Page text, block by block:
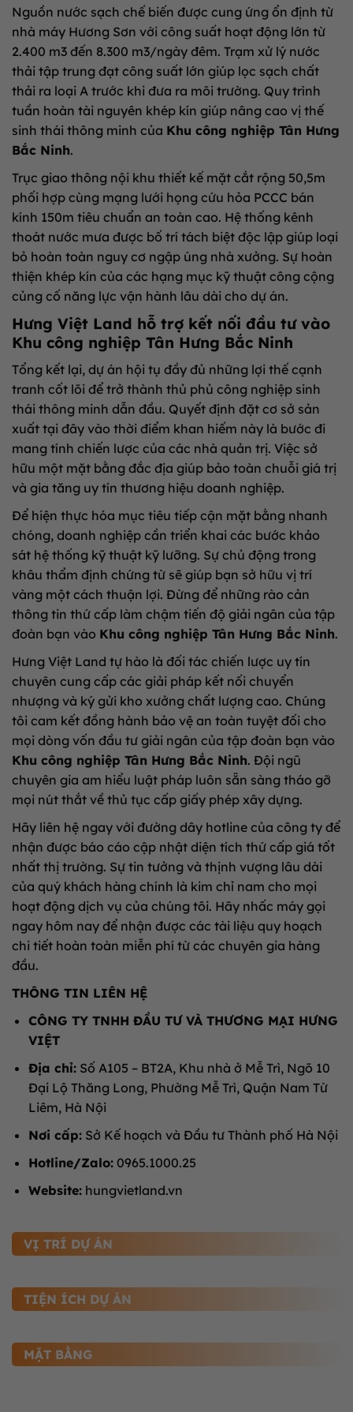
Nguồn nước sạch chế biến được cung ứng ổn định từ
nhà máy Hương Sơn với công suất hoạt động lớn từ
2.400 m3 đến 8.300 m3/ngày đêm. Trạm xử lý nước
thải tập trung đạt công suất lớn giúp lọc sạch chất
thải ra loại A trước khi đưa ra môi trường. Quy trình
tuần hoàn tài nguyên khép kín giúp nâng cao vị thế
sinh thái thông minh của Khu công nghiệp Tân Hưng
Bắc Ninh.
Trục giao thông nội khu thiết kế mặt cắt rộng 50,5m
phối hợp cùng mạng lưới họng cứu hỏa PCCC bán
kính 150m tiêu chuẩn an toàn cao. Hệ thống kênh
thoát nước mưa được bố trí tách biệt độc lập giúp loại
bỏ hoàn toàn nguy cơ ngập úng nhà xưởng. Sự hoàn
thiện khép kín của các hạng mục kỹ thuật công cộng
củng cố năng lực vận hành lâu dài cho dự án.
Hưng Việt Land hỗ trợ kết nối đầu tư vào
Khu công nghiệp Tân Hưng Bắc Ninh
Tổng kết lại, dự án hội tụ đầy đủ những lợi thế cạnh
tranh cốt lõi để trở thành thủ phủ công nghiệp sinh
thái thông minh dẫn đầu. Quyết định đặt cơ sở sản
xuất tại đây vào thời điểm khan hiếm này là bước đi
mang tính chiến lược của các nhà quản trị. Việc sở
hữu một mặt bằng đắc địa giúp bảo toàn chuỗi giá trị
và gia tăng uy tín thương hiệu doanh nghiệp.
Để hiện thực hóa mục tiêu tiếp cận mặt bằng nhanh
chóng, doanh nghiệp cần triển khai các bước khảo
sát hệ thống kỹ thuật kỹ lưỡng. Sự chủ động trong
khâu thẩm định chứng từ sẽ giúp bạn sở hữu vị trí
vàng một cách thuận lợi. Đừng để những rào cản
thông tin thứ cấp làm chậm tiến độ giải ngân của tập
đoàn bạn vào Khu công nghiệp Tân Hưng Bắc Ninh.
Hưng Việt Land tự hào là đối tác chiến lược uy tín
chuyên cung cấp các giải pháp kết nối chuyển
nhượng và ký gửi kho xưởng chất lượng cao. Chúng
tôi cam kết đồng hành bảo vệ an toàn tuyệt đối cho
mọi dòng vốn đầu tư giải ngân của tập đoàn bạn vào
Khu công nghiệp Tân Hưng Bắc Ninh. Đội ngũ
chuyên gia am hiểu luật pháp luôn sẵn sàng tháo gỡ
mọi nút thắt về thủ tục cấp giấy phép xây dựng.
Hãy liên hệ ngay với đường dây hotline của công ty để
nhận được báo cáo cập nhật diện tích thứ cấp giá tốt
nhất thị trường. Sự tin tưởng và thịnh vượng lâu dài
của quý khách hàng chính là kim chỉ nam cho mọi
hoạt động dịch vụ của chúng tôi. Hãy nhấc máy gọi
ngay hôm nay để nhận được các tài liệu quy hoạch
chi tiết hoàn toàn miễn phí từ các chuyên gia hàng
đầu.
THÔNG TIN LIÊN HỆ
CÔNG TY TNHH ĐẦU TƯ VÀ THƯƠNG MẠI HƯNG
VIỆT
Địa chỉ:Số A105 – BT2A, Khu nhà ở Mễ Trì, Ngõ 10
Đại Lộ Thăng Long, Phường Mễ Trì, Quận Nam Từ
Liêm, Hà Nội
Nơi cấp:Sở Kế hoạch và Đầu tư Thành phố Hà Nội
Hotline/Zalo:0965.1000.25
Website:hungvietland.vn
VỊ TRÍ DỰ ÁN
TIỆN ÍCH DỰ ÁN
MẶT BẰNG